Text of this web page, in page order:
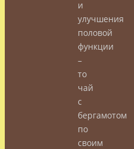
и
улучшения
половой
функции
–
то
чай
с
бергамотом
по
своим